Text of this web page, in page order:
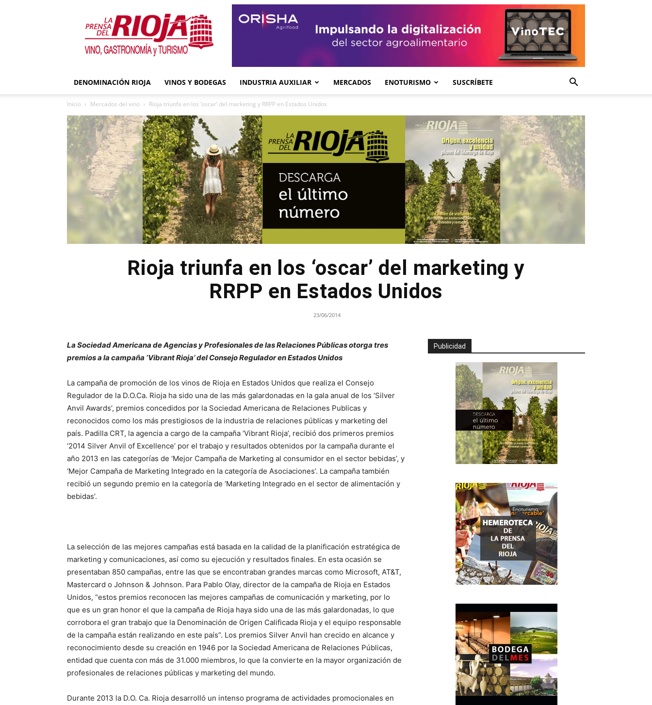
La
Prensa
del
Rioja
DENOMINACIÓN RIOJA VINOS Y BODEGAS INDUSTRIA AUXILIAR MERCADOS ENOTURISMO SUSCRÍBETE
Inicio Mercados del vino Rioja triunfa en los ‘oscar’ del marketing y RRPP en Estados Unidos
Rioja triunfa en los ‘oscar’ del marketing y
RRPP en Estados Unidos
23/06/2014
La Sociedad Americana de Agencias y Profesionales de las Relaciones Públicas otorga tres
premios a la campaña ‘Vibrant Rioja’ del Consejo Regulador en Estados Unidos
La campaña de promoción de los vinos de Rioja en Estados Unidos que realiza el Consejo
Regulador de la D.O.Ca. Rioja ha sido una de las más galardonadas en la gala anual de los ‘Silver
Anvil Awards’, premios concedidos por la Sociedad Americana de Relaciones Publicas y
reconocidos como los más prestigiosos de la industria de relaciones públicas y marketing del
país. Padilla CRT, la agencia a cargo de la campaña ‘Vibrant Rioja’, recibió dos primeros premios
‘2014 Silver Anvil of Excellence’ por el trabajo y resultados obtenidos por la campaña durante el
año 2013 en las categorías de ‘Mejor Campaña de Marketing al consumidor en el sector bebidas’, y
‘Mejor Campaña de Marketing Integrado en la categoría de Asociaciones’. La campaña también
recibió un segundo premio en la categoría de ‘Marketing Integrado en el sector de alimentación y
bebidas’.
La selección de las mejores campañas está basada en la calidad de la planificación estratégica de
marketing y comunicaciones, así como su ejecución y resultados finales. En esta ocasión se
presentaban 850 campañas, entre las que se encontraban grandes marcas como Microsoft, AT&T,
Mastercard o Johnson & Johnson. Para Pablo Olay, director de la campaña de Rioja en Estados
Unidos, “estos premios reconocen las mejores campañas de comunicación y marketing, por lo
que es un gran honor el que la campaña de Rioja haya sido una de las más galardonadas, lo que
corrobora el gran trabajo que la Denominación de Origen Calificada Rioja y el equipo responsable
de la campaña están realizando en este país”. Los premios Silver Anvil han crecido en alcance y
reconocimiento desde su creación en 1946 por la Sociedad Americana de Relaciones Públicas,
entidad que cuenta con más de 31.000 miembros, lo que la convierte en la mayor organización de
profesionales de relaciones públicas y marketing del mundo.
Durante 2013 la D.O. Ca. Rioja desarrolló un intenso programa de actividades promocionales en
Publicidad